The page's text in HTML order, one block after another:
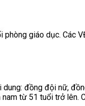
giáo dục. Các
đồng đội nữ,
từ 51 tuổi trở lên.